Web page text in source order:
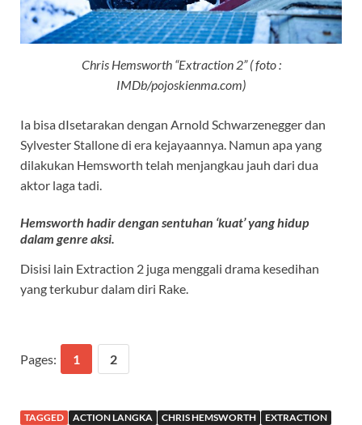
Chris Hemsworth “Extraction 2” ( foto :
IMDb/pojoskienma.com)
Ia bisa dIsetarakan dengan Arnold Schwarzenegger dan
Sylvester Stallone di era kejayaannya. Namun apa yang
dilakukan Hemsworth telah menjangkau jauh dari dua
aktor laga tadi.
Hemsworth hadir dengan sentuhan ‘kuat’ yang hidup
dalam genre aksi.
Disisi lain Extraction 2 juga menggali drama kesedihan
yang terkubur dalam diri Rake.
Pages: 1 2
TAGGED ACTION LANGKA CHRIS HEMSWORTH
EXTRACTION